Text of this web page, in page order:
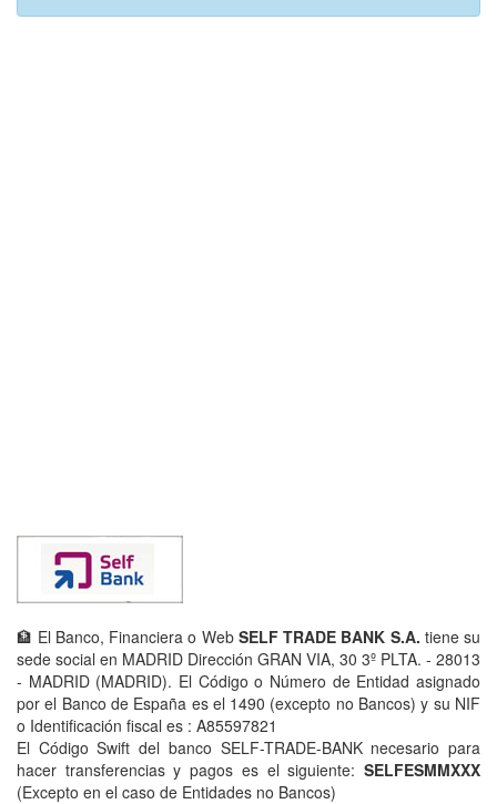
🏦 El Banco, Financiera o Web SELF TRADE BANK S.A. tiene su
sede social en MADRID Dirección GRAN VIA, 30 3º PLTA. - 28013
- MADRID (MADRID). El Código o Número de Entidad asignado
por el Banco de España es el 1490 (excepto no Bancos) y su NIF
o Identificación fiscal es : A85597821
El Código Swift del banco SELF-TRADE-BANK necesario para
hacer transferencias y pagos es el siguiente: SELFESMMXXX
(Excepto en el caso de Entidades no Bancos)